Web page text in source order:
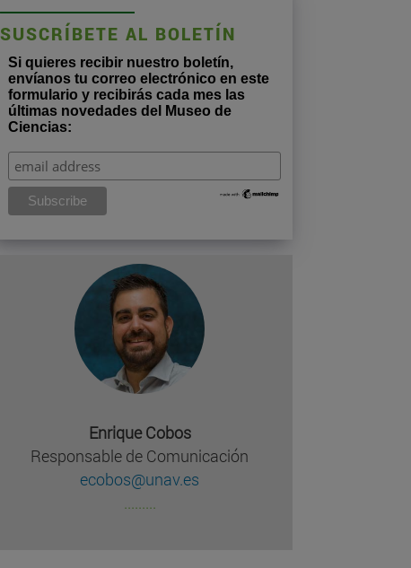
SUSCRÍBETE AL BOLETÍN
Si quieres recibir nuestro boletín,
envíanos tu correo electrónico en este
formulario y recibirás cada mes las
últimas novedades del Museo de
Ciencias:
Enrique Cobos
Responsable de Comunicación
ecobos@unav.es
.........